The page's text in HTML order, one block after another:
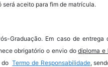
será aceito para fim de matrícula.
Graduação. Em caso de entrega
obrigatório o envio dodiploma e
doTermo de Responsabilidade,